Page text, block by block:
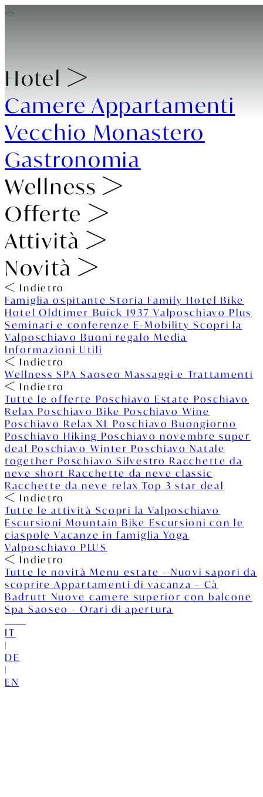
Hotel
Camere Appartamenti
Vecchio Monastero
Gastronomia
Wellness
Offerte
Attività
Novità
Indietro
Famiglia ospitanteStoria Family Hotel Bike
HotelOldtimer Buick 1937Valposchiavo Plus
Seminari e conferenze E-MobilityScopri la
Valposchiavo Buoni regaloMedia
Informazioni Utili
Indietro
WellnessSPA SaoseoMassaggi e Trattamenti
Indietro
Tutte le offerte Poschiavo Estate Poschiavo
Relax Poschiavo Bike Poschiavo Wine
Poschiavo Relax XL Poschiavo Buongiorno
Poschiavo Hiking Poschiavo novembre super
deal Poschiavo Winter Poschiavo Natale
together Poschiavo Silvestro Racchette da
neve short Racchette da neve classic
Racchette da neve relax Top 3 star deal
Indietro
Tutte le attività Scopri la Valposchiavo
Escursioni Mountain Bike Escursioni con le
ciaspoleVacanze in famigliaYoga
Valposchiavo PLUS
Indietro
Tutte le novitàMenu estate - Nuovi sapori da
scoprireAppartamenti di vacanza – Cà
Badrutt Nuove camere superior con balcone
Spa Saoseo - Orari di apertura
IT
|
DE
|
EN